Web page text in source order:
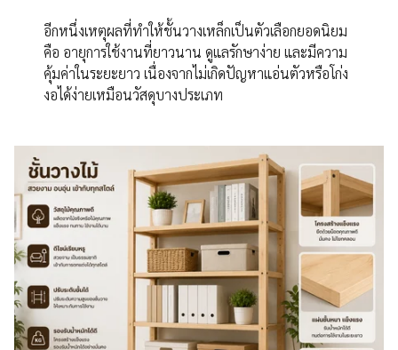
อีกหนึ่งเหตุผลที่ทำให้ชั้นวางเหล็กเป็นตัวเลือกยอดนิยม
คือ อายุการใช้งานที่ยาวนาน ดูแลรักษาง่าย และมีความ
คุ้มค่าในระยะยาว เนื่องจากไม่เกิดปัญหาแอ่นตัวหรือโก่ง
งอได้ง่ายเหมือนวัสดุบางประเภท